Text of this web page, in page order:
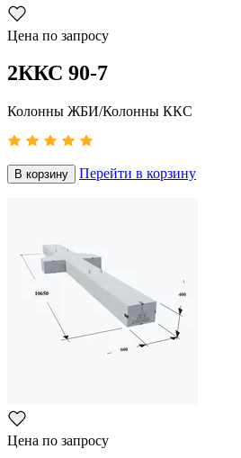
Цена по запросу
2ККС 90-7
Колонны ЖБИ/Колонны ККС
В корзину Перейти в корзину
Цена по запросу